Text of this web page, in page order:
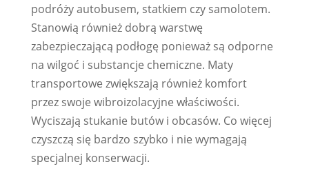
podróży autobusem, statkiem czy samolotem.
Stanowią również dobrą warstwę
zabezpieczającą podłogę ponieważ są odporne
na wilgoć i substancje chemiczne. Maty
transportowe zwiększają również komfort
przez swoje wibroizolacyjne właściwości.
Wyciszają stukanie butów i obcasów. Co więcej
czyszczą się bardzo szybko i nie wymagają
specjalnej konserwacji.